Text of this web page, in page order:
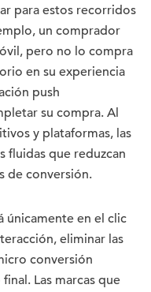
para estos recorridos
un comprador
pero no lo compra
en su experiencia
push
su compra. Al
y plataformas, las
fluidas que reduzcan
de conversión.
únicamente en el clic
eliminar las
conversión
Las marcas que